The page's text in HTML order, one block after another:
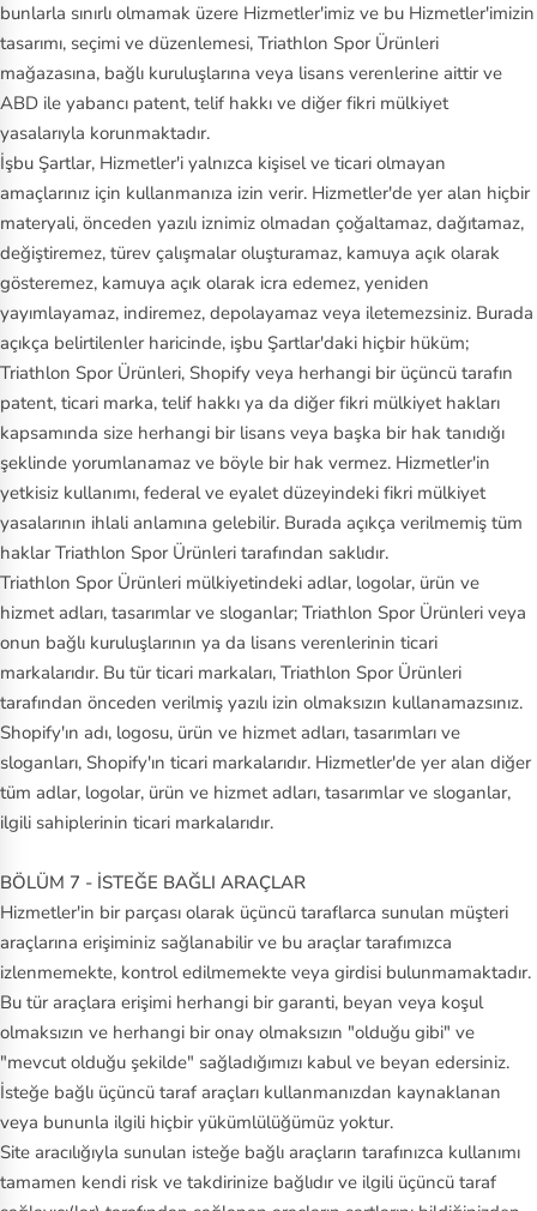
bunlarla sınırlı olmamak üzere Hizmetler'imiz ve bu Hizmetler'imizin
tasarımı, seçimi ve düzenlemesi, Triathlon Spor Ürünleri
mağazasına, bağlı kuruluşlarına veya lisans verenlerine aittir ve
ABD ile yabancı patent, telif hakkı ve diğer fikri mülkiyet
yasalarıyla korunmaktadır.
İşbu Şartlar, Hizmetler'i yalnızca kişisel ve ticari olmayan
amaçlarınız için kullanmanıza izin verir. Hizmetler'de yer alan hiçbir
materyali, önceden yazılı iznimiz olmadan çoğaltamaz, dağıtamaz,
değiştiremez, türev çalışmalar oluşturamaz, kamuya açık olarak
gösteremez, kamuya açık olarak icra edemez, yeniden
yayımlayamaz, indiremez, depolayamaz veya iletemezsiniz. Burada
açıkça belirtilenler haricinde, işbu Şartlar'daki hiçbir hüküm;
Triathlon Spor Ürünleri, Shopify veya herhangi bir üçüncü tarafın
patent, ticari marka, telif hakkı ya da diğer fikri mülkiyet hakları
kapsamında size herhangi bir lisans veya başka bir hak tanıdığı
şeklinde yorumlanamaz ve böyle bir hak vermez. Hizmetler'in
yetkisiz kullanımı, federal ve eyalet düzeyindeki fikri mülkiyet
yasalarının ihlali anlamına gelebilir. Burada açıkça verilmemiş tüm
haklar Triathlon Spor Ürünleri tarafından saklıdır.
Triathlon Spor Ürünleri mülkiyetindeki adlar, logolar, ürün ve
hizmet adları, tasarımlar ve sloganlar; Triathlon Spor Ürünleri veya
onun bağlı kuruluşlarının ya da lisans verenlerinin ticari
markalarıdır. Bu tür ticari markaları, Triathlon Spor Ürünleri
tarafından önceden verilmiş yazılı izin olmaksızın kullanamazsınız.
Shopify'ın adı, logosu, ürün ve hizmet adları, tasarımları ve
sloganları, Shopify'ın ticari markalarıdır. Hizmetler'de yer alan diğer
tüm adlar, logolar, ürün ve hizmet adları, tasarımlar ve sloganlar,
ilgili sahiplerinin ticari markalarıdır.
BÖLÜM 7 - İSTEĞE BAĞLI ARAÇLAR
Hizmetler'in bir parçası olarak üçüncü taraflarca sunulan müşteri
araçlarına erişiminiz sağlanabilir ve bu araçlar tarafımızca
izlenmemekte, kontrol edilmemekte veya girdisi bulunmamaktadır.
Bu tür araçlara erişimi herhangi bir garanti, beyan veya koşul
olmaksızın ve herhangi bir onay olmaksızın "olduğu gibi" ve
"mevcut olduğu şekilde" sağladığımızı kabul ve beyan edersiniz.
İsteğe bağlı üçüncü taraf araçları kullanmanızdan kaynaklanan
veya bununla ilgili hiçbir yükümlülüğümüz yoktur.
Site aracılığıyla sunulan isteğe bağlı araçların tarafınızca kullanımı
tamamen kendi risk ve takdirinize bağlıdır ve ilgili üçüncü taraf